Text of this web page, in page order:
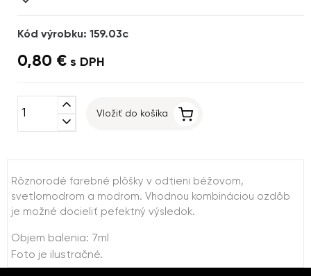
Kód výrobku: 159.03c
0,80 € s DPH
expand_less
expand_more
Vložiť do košíka
Rôznorodé farebné plôšky v odtieni béžovom,
svetlomodrom a modrom. Vhodnou kombináciou ozdôb
je možné docieliť pefektný výsledok.
Objem balenia: 7ml
Foto je ilustračné.